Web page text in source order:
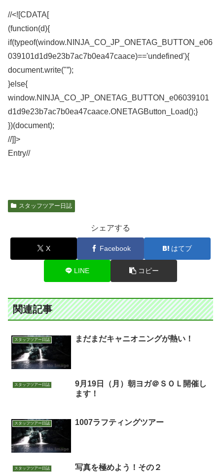
//<![CDATA[
(function(d){
if(typeof(window.NINJA_CO_JP_ONETAG_BUTTON_e06
039101d1d9e23b7ac7b0ea47caace)=='undefined'){
document.write("”);
}else{
window.NINJA_CO_JP_ONETAG_BUTTON_e06039101
d1d9e23b7ac7b0ea47caace.ONETAGButton_Load();}
})(document);
//]]>
Entry//
スタッフツアー日誌
シェアする
X Facebook はてブ
LINE コピー
関連記事
スタッフツアー日誌 まだまだキャニオニングが熱い！
スタッフツアー日誌
9月19日（月）朝ヨガ＠ＳＯＬ開催し
ます！
スタッフツアー日誌 1007ラフティングツアー
スタッフツアー日誌 写真を極めよう！その２